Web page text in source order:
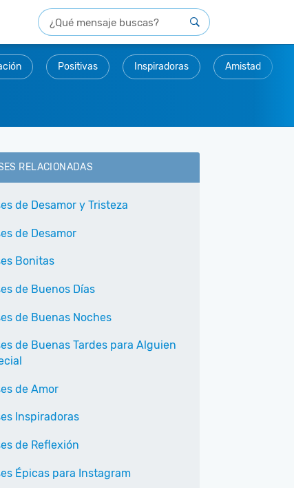
Positivas Inspiradoras Amistad
RELACIONADAS
de Desamor y Tristeza
de Desamor
Bonitas
de Buenos Días
de Buenas Noches
de Buenas Tardes para Alguien
de Amor
Inspiradoras
de Reflexión
Épicas para Instagram